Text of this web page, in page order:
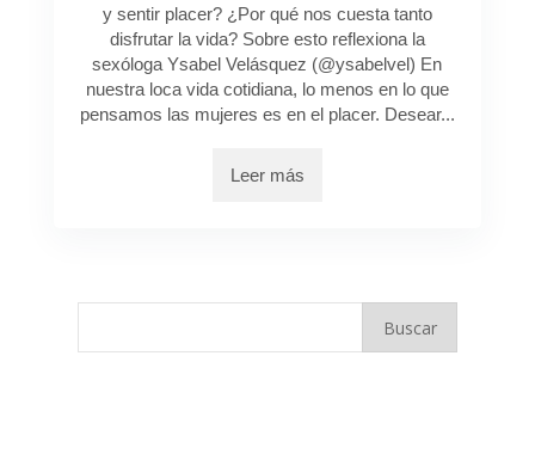
y sentir placer? ¿Por qué nos cuesta tanto
disfrutar la vida? Sobre esto reflexiona la
sexóloga Ysabel Velásquez (@ysabelvel) En
nuestra loca vida cotidiana, lo menos en lo que
pensamos las mujeres es en el placer. Desear...
Leer más